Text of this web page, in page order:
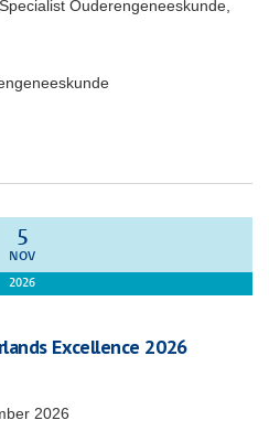
Ouderengeneeskunde,
5
NOV
2026
Excellence 2026
2026